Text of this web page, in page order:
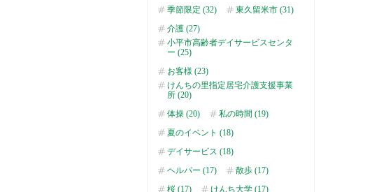
季節限定 (32)
東久留米市 (31)
介護 (27)
小平市高齢者デイサービスセンタ
ー (25)
お客様 (23)
けんちの里指定居宅介護支援事業
所 (20)
体操 (20)
私の時間 (19)
夏のイベント (18)
デイサービス (18)
ヘルパー (17)
散歩 (17)
桜 (17)
けんち大学 (17)